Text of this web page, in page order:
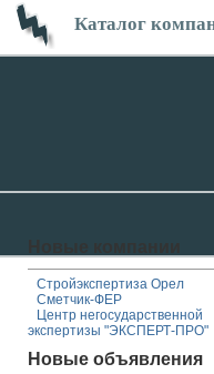
Каталог
Стройэкспертиза Орел
Сметчик-ФЕР
Центр негосударственной
экспертизы "ЭКСПЕРТ-ПРО"
Новые объявления